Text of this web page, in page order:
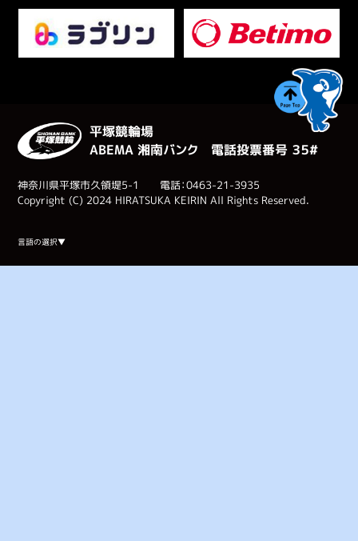
平塚競輪場
ABEMA 湘南バンク 電話投票番号 ３５#
神奈川県平塚市久領堤5-1 電話：0463-21-3935
Copyright (C) 2024 HIRATSUKA KEIRIN All Rights Reserved.
言語の選択▼
Select Language